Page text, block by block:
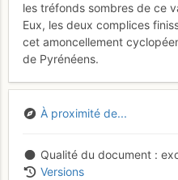
les tréfonds sombres de ce
Eux, les deux complices
cet amoncellement
de Pyrénéens.
À proximité de...
Qualité du document
Versions